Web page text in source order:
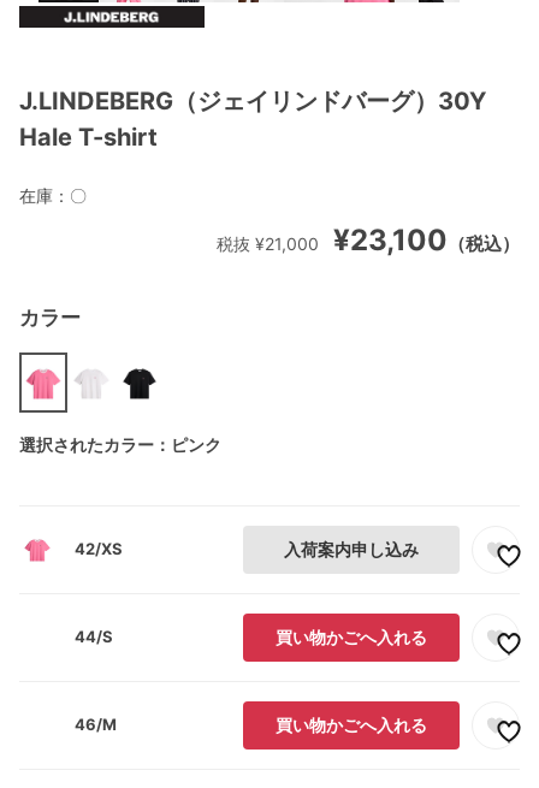
J.LINDEBERG（ジェイリンドバーグ）30Y
Hale T-shirt
¥23,100 （税込）
税抜 ¥21,000
カラー
選択されたカラー：ピンク
42/XS 入荷案内申し込み
44/S 買い物かごへ入れる
46/M 買い物かごへ入れる
在庫： 〇